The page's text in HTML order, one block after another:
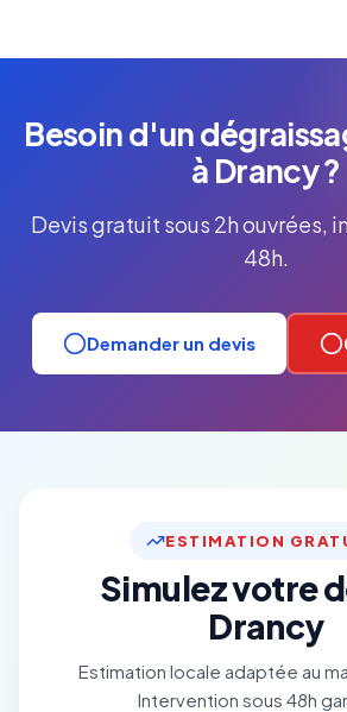
Besoin d'un
à Drancy ?
Devis gratuit sous 2h ouvrées,
48h.
Demander un devis
ESTIMATION
Simulez votre
Drancy
Estimation locale adaptée au
Intervention sous 48h